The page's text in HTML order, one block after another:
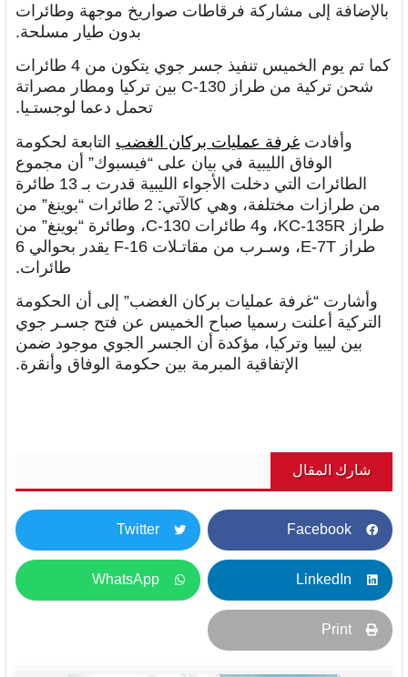
بالإضافة إلى مشاركة فرقاطات صواريخ موجهة وطائرات
بدون طيار مسلحة.
كما تم يوم الخميس تنفيذ جسر جوي يتكون من 4 طائرات
شحن تركية من طراز C-130 بين تركيا ومطار مصراتة
تحمل دعما لوجستـيا.
وأفادت غرفة عمليات بركان الغضب التابعة لحكومة
الوفاق الليبية في بيان على “فيسبوك” أن مجموع
الطائرات التي دخلت الأجواء الليبية قدرت بـ 13 طائرة
من طرازات مختلفة، وهي كالآتي: 2 طائرات “بوينغ” من
طراز KC-135R، و4 طائرات C-130، وطائرة “بوينغ” من
طراز E-7T، وسـرب من مقاتـلات F-16 يقدر بحوالي 6
طائرات.
وأشارت “غرفة عمليات بركان الغضب” إلى أن الحكومة
التركية أعلنت رسميا صباح الخميس عن فتح جسـر جوي
بين ليبيا وتركيا، مؤكدة أن الجسر الجوي موجود ضمن
الإتفاقية المبرمة بين حكومة الوفاق وأنقرة.
شارك المقال
Facebook
Twitter
LinkedIn
WhatsApp
Print